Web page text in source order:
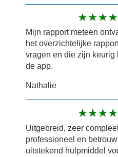
Mijn rapport meteen
het overzichtelijke
vragen en die zijn keurig
de app.
Nathalie
Uitgebreid, zeer
professioneel en
uitstekend hulpmiddel